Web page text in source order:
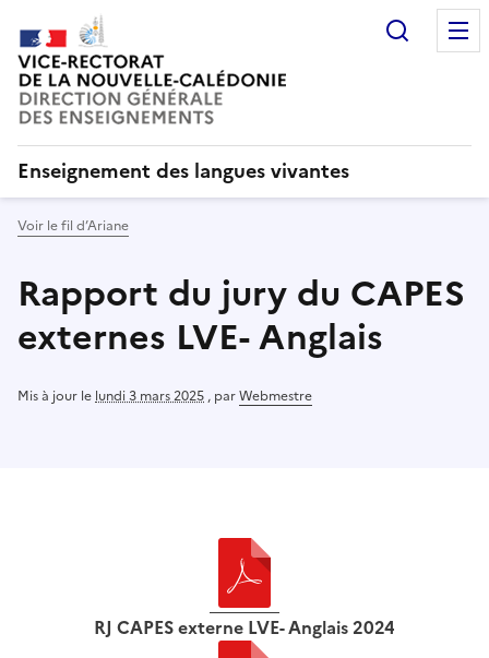
Enseignement des langues vivantes
Voir le fil d’Ariane
Rapport du jury du CAPES
externes LVE- Anglais
Mis à jour le lundi 3 mars 2025 , parWebmestre
RJ CAPES externe LVE- Anglais 2024